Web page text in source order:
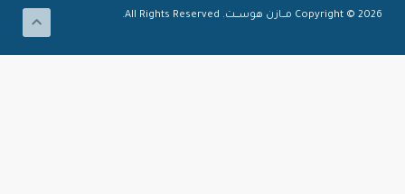
Copyright © 2026 مـــازن هوســــت. All Rights Reserved.